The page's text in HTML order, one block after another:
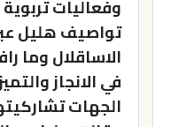
وفعاليات
تواصيف هليل
الاساقلال وما
في الانجاز
الجهات